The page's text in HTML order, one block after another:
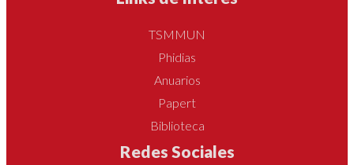
TSMMUN
Phidias
Anuarios
Papert
Biblioteca
Redes Sociales